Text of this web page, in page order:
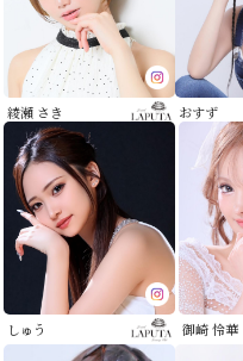
綾瀬 さき おすず
しゅう 御崎 怜華